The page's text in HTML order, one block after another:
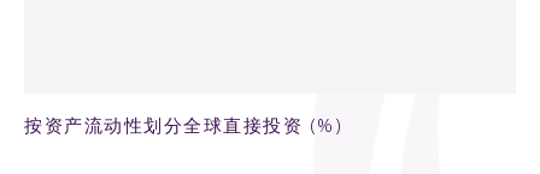
按资产流动性划分全球直接投资 (%)